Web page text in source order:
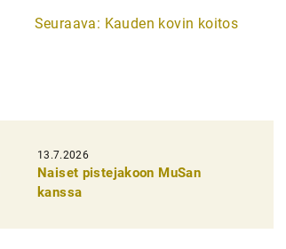
Seuraava: Kauden kovin koitos
13.7.2026
Naiset pistejakoon MuSan
kanssa